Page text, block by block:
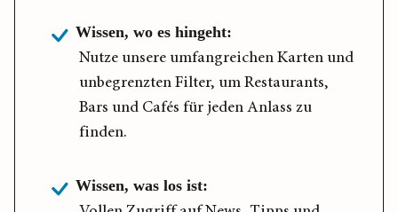
Wissen, wo es hingeht:
Nutze unsere umfangreichen Karten und
unbegrenzten Filter, um Restaurants,
Bars und Cafés für jeden Anlass zu
finden.
Wissen, was los ist: